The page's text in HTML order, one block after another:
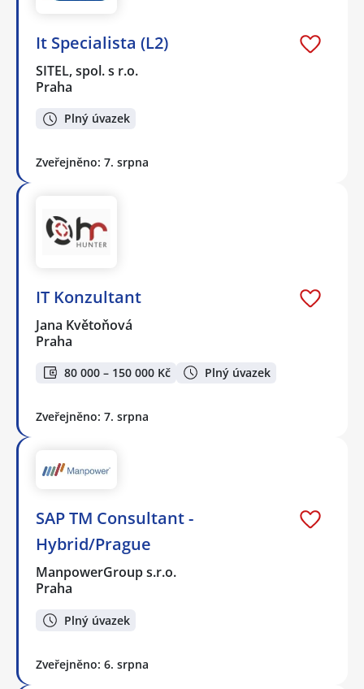
It Specialista (L2)
SITEL, spol. s r.o.
Praha
Plný úvazek
Zveřejněno: 7. srpna
IT Konzultant
Jana Květoňová
Praha
80 000 – 150 000 Kč Plný úvazek
Zveřejněno: 7. srpna
SAP TM Consultant -
Hybrid/Prague
ManpowerGroup s.r.o.
Praha
Plný úvazek
Zveřejněno: 6. srpna